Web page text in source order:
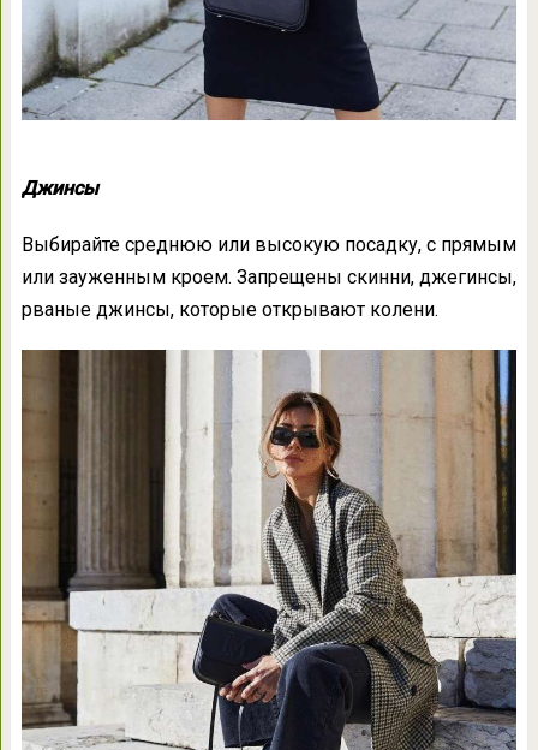
Джинсы
Выбирайте среднюю или высокую посадку, с прямым
или зауженным кроем. Запрещены скинни, джегинсы,
рваные джинсы, которые открывают колени.